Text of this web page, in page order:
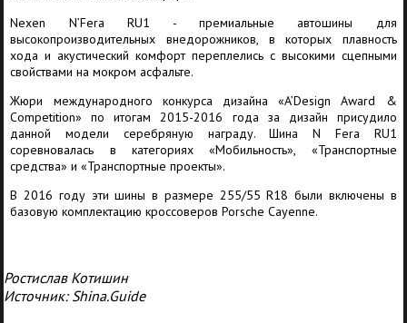
Nexen N’Fera RU1 - премиальные автошины для
высокопроизводительных внедорожников, в которых плавность
хода и акустический комфорт переплелись с высокими сцепными
свойствами на мокром асфальте.
Жюри международного конкурса дизайна «A’Design Award &
Competition» по итогам 2015-2016 года за дизайн присудило
данной модели серебряную награду. Шина N Fera RU1
соревновалась в категориях «Мобильность», «Транспортные
средства» и «Транспортные проекты».
В 2016 году эти шины в размере 255/55 R18 были включены в
базовую комплектацию кроссоверов Porsche Cayenne.
Ростислав Котишин
Источник: Shina.Guide